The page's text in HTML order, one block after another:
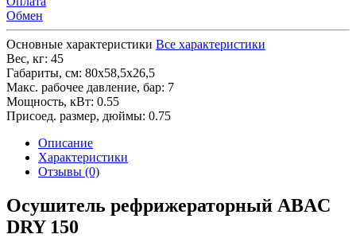
Обмен
Основные характеристики Все характеристики
Вес, кг: 45
Габариты, см: 80х58,5х26,5
Макс. рабочее давление, бар: 7
Мощность, кВт: 0.55
Присоед. размер, дюймы: 0.75
Описание
Характеристики
Отзывы (0)
Осушитель рефрижераторный ABAC
DRY 150